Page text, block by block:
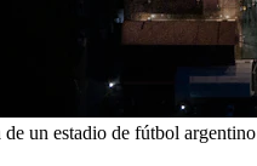
un estadio de fútbol argentino